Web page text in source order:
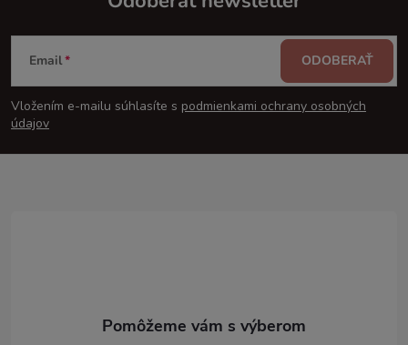
Z
á
p
Email
Vložením e-mailu súhlasíte s podmienkami ochrany osobných
údajov
ODOBERAŤ